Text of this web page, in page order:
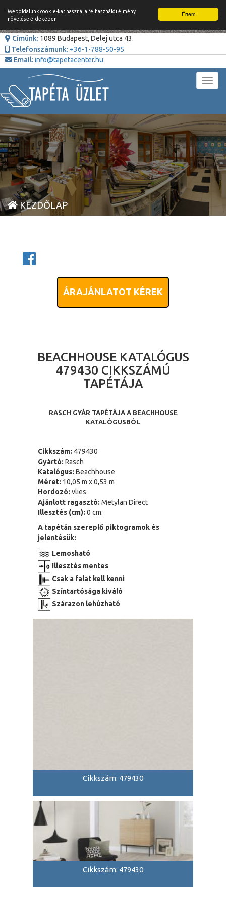
Értem
Weboldalunk cookie-kat használ a felhasználói élmény
növelése érdekében
Címünk: 1089 Budapest, Delej utca 43.
Telefonszámunk: +36-1-788-50-95
Email:info@tapetacenter.hu
KEZDŐLAP
ÁRAJÁNLATOT KÉREK
BEACHHOUSE KATALÓGUS
479430 CIKKSZÁMÚ
TAPÉTÁJA
RASCH GYÁR TAPÉTÁJA A BEACHHOUSE
KATALÓGUSBÓL
Cikkszám: 479430
Gyártó: Rasch
Katalógus: Beachhouse
Méret: 10,05 m x 0,53 m
Hordozó: vlies
Ajánlott ragasztó: Metylan Direct
Illesztés (cm): 0 cm.
A tapétán szereplő piktogramok és
jelentésük:
Lemosható
Illesztés mentes
Csak a falat kell kenni
Színtartósága kiváló
Szárazon lehúzható
Cikkszám: 479430
Cikkszám: 479430